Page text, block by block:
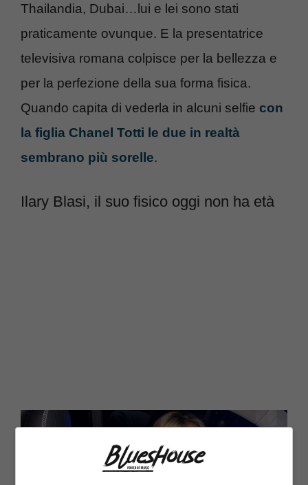
Thailandia, Dubai…lui e lei sono stati
praticamente ovunque. E la presentatrice
televisiva romana colpisce per la bellezza e
per la perfezione della sua forma fisica.
Quando capita di vederla in alcuni selfie con
la figlia Chanel Totti le due in realtà
sembrano più sorelle.
Ilary Blasi, il suo fisico oggi non ha età